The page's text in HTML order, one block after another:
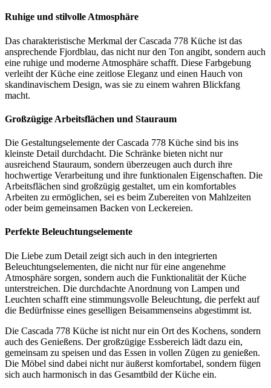
Ruhige und stilvolle Atmosphäre
Das charakteristische Merkmal der Cascada 778 Küche ist das
ansprechende Fjordblau, das nicht nur den Ton angibt, sondern auch
eine ruhige und moderne Atmosphäre schafft. Diese Farbgebung
verleiht der Küche eine zeitlose Eleganz und einen Hauch von
skandinavischem Design, was sie zu einem wahren Blickfang
macht.
Großzügige Arbeitsflächen und Stauraum
Die Gestaltungselemente der Cascada 778 Küche sind bis ins
kleinste Detail durchdacht. Die Schränke bieten nicht nur
ausreichend Stauraum, sondern überzeugen auch durch ihre
hochwertige Verarbeitung und ihre funktionalen Eigenschaften. Die
Arbeitsflächen sind großzügig gestaltet, um ein komfortables
Arbeiten zu ermöglichen, sei es beim Zubereiten von Mahlzeiten
oder beim gemeinsamen Backen von Leckereien.
Perfekte Beleuchtungselemente
Die Liebe zum Detail zeigt sich auch in den integrierten
Beleuchtungselementen, die nicht nur für eine angenehme
Atmosphäre sorgen, sondern auch die Funktionalität der Küche
unterstreichen. Die durchdachte Anordnung von Lampen und
Leuchten schafft eine stimmungsvolle Beleuchtung, die perfekt auf
die Bedürfnisse eines geselligen Beisammenseins abgestimmt ist.
Die Cascada 778 Küche ist nicht nur ein Ort des Kochens, sondern
auch des Genießens. Der großzügige Essbereich lädt dazu ein,
gemeinsam zu speisen und das Essen in vollen Zügen zu genießen.
Die Möbel sind dabei nicht nur äußerst komfortabel, sondern fügen
sich auch harmonisch in das Gesamtbild der Küche ein.